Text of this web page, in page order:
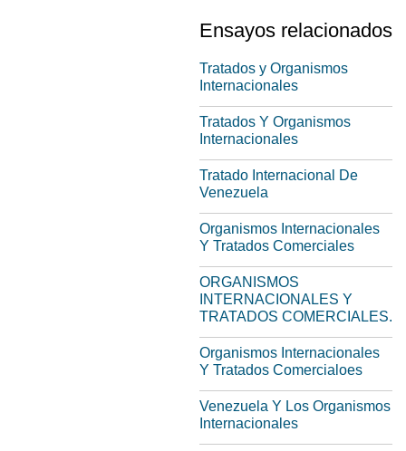
Ensayos relacionados
Tratados y Organismos
Internacionales
Tratados Y Organismos
Internacionales
Tratado Internacional De
Venezuela
Organismos Internacionales
Y Tratados Comerciales
ORGANISMOS
INTERNACIONALES Y
TRATADOS COMERCIALES.
Organismos Internacionales
Y Tratados Comercialoes
Venezuela Y Los Organismos
Internacionales